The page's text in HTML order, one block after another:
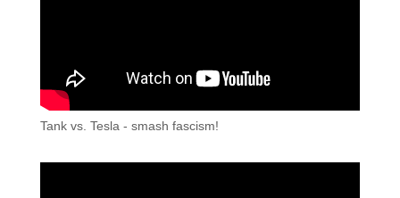
Tank vs. Tesla - smash fascism!